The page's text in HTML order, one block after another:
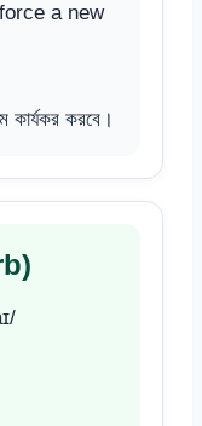
a new
কার্যকর করবে।